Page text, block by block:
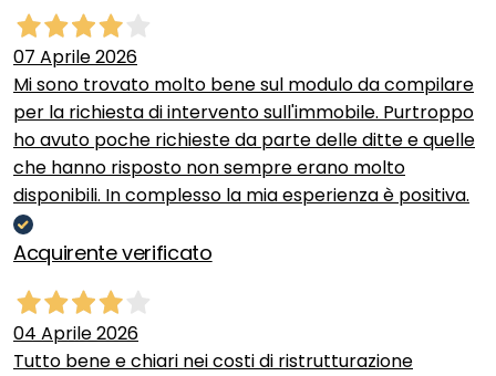
07 Aprile 2026
Mi sono trovato molto bene sul modulo da compilare
per la richiesta di intervento sull'immobile. Purtroppo
ho avuto poche richieste da parte delle ditte e quelle
che hanno risposto non sempre erano molto
disponibili. In complesso la mia esperienza è positiva.
Acquirente verificato
04 Aprile 2026
Tutto bene e chiari nei costi di ristrutturazione